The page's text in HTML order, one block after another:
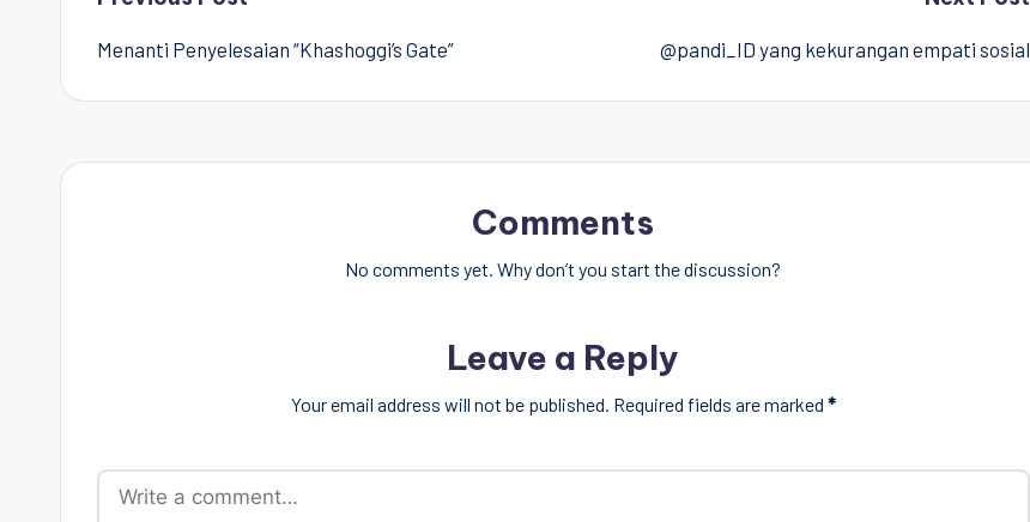
navigation
Menanti Penyelesaian “Khashoggi’s Gate” @pandi_ID yang kekurangan empati sosial
Comments
No comments yet. Why don’t you start the discussion?
Leave a Reply
Your email address will not be published. Required fields are marked *